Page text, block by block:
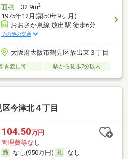
面積32.9m2
1975年12月(築50年9ヶ月)
おおさか東線 放出駅 徒歩6分
その他の交通
大阪府大阪市鶴見区放出東３丁目
き渡し可 駅から徒歩7分以内
今津北４丁目
104.50万円
管理費等なし
なし(950万円)
なし